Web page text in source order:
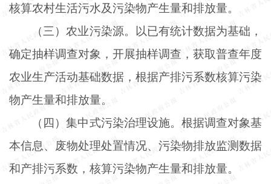
核算农村生活污水及污染物产生量和排放量。
（三）农业污染源。以已有统计数据为基础，
确定抽样调查对象，开展抽样调查，获取普查年度
农业生产活动基础数据，根据产排污系数核算污染
物产生量和排放量。
（四）集中式污染治理设施。根据调查对象基
本信息、废物处理处置情况、污染物排放监测数据
和产排污系数，核算污染物产生量和排放量。